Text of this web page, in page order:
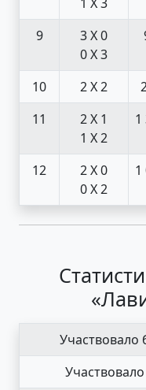
9
3 X 0
0 X 3
10 2 X 2
11
2 X 1
1 X 2
1
12
2 X 0
0 X 2
1
Участвовало
Участвовало